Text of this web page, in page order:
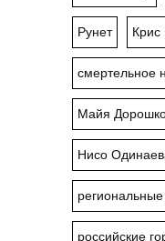
Рунет Крис
смертельное
Майя
Нисо
российские